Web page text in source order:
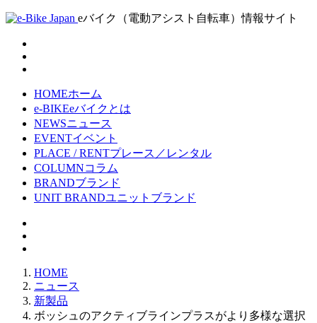
eバイク（電動アシスト自転車）情報サイト
HOMEホーム
e-BIKEeバイクとは
NEWSニュース
EVENTイベント
PLACE / RENTプレース／レンタル
COLUMNコラム
BRANDブランド
UNIT BRANDユニットブランド
HOME
ニュース
新製品
ボッシュのアクティブラインプラスがより多様な選択